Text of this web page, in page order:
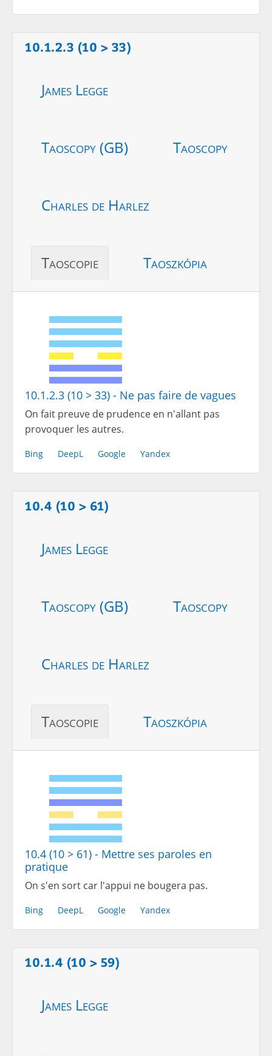
10.1.2.3 (10 > 33)
James Legge
Taoscopy (GB) Taoscopy
Charles de Harlez
Taoscopie Taoszkópia
10.1.2.3 (10 > 33) - Ne pas faire de vagues
On fait preuve de prudence en n'allant pas
provoquer les autres.
Bing DeepL Google Yandex
10.4 (10 > 61)
James Legge
Taoscopy (GB) Taoscopy
Charles de Harlez
Taoscopie Taoszkópia
10.4 (10 > 61) - Mettre ses paroles en
pratique
On s'en sort car l'appui ne bougera pas.
Bing DeepL Google Yandex
10.1.4 (10 > 59)
James Legge